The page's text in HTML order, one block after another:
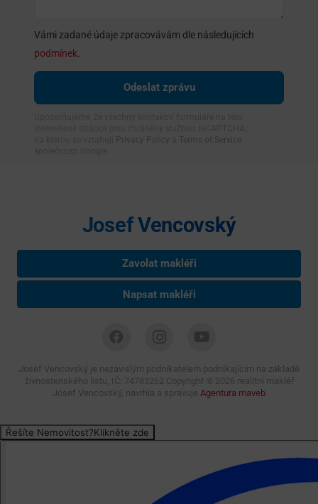
Vámi zadané údaje zpracovávám dle následujících
podmínek.
Privacy Policy
Terms of Service
Josef Vencovský
Zavolat makléři
Napsat makléři
Josef Vencovský je nezávislým podnikatelem podnikajícím na základě
živnostenského listu, IČ: 74783262 Copyright © 2026 realitní makléř
Josef Vencovský, navrhla a spravuje Agentura maveb